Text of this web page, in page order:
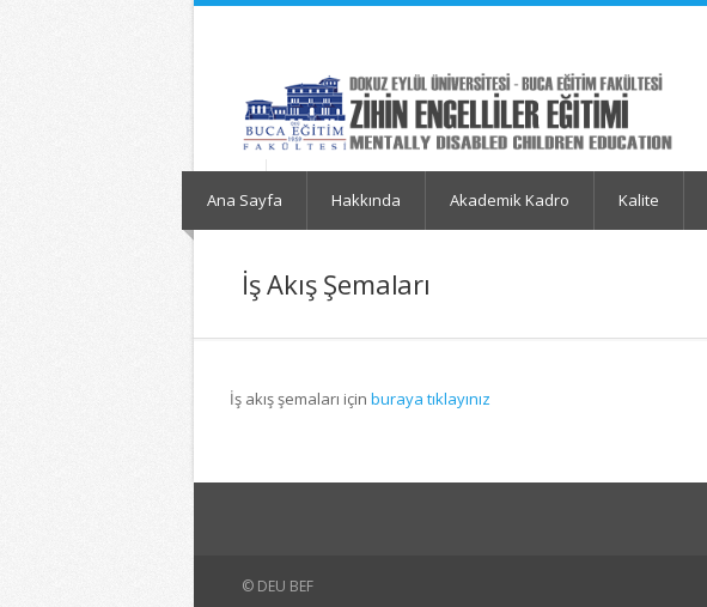
Ana Sayfa Hakkında Akademik Kadro Kalite
İş Akış Şemaları
İş akış şemaları için buraya tıklayınız
© DEU BEF